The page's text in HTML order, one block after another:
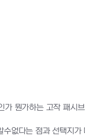
뭔가하는 고작 패시
없다는 점과 선택지